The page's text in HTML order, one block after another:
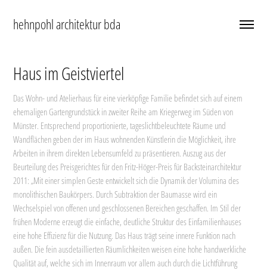
hehnpohl architektur bda
Haus im Geistviertel
Das Wohn- und Atelierhaus für eine vierköpfige Familie befindet sich auf einem
ehemaligen Gartengrundstück in zweiter Reihe am Kriegerweg im Süden von
Münster. Entsprechend proportionierte, tageslichtbeleuchtete Räume und
Wandflächen geben der im Haus wohnenden Künstlerin die Möglichkeit, ihre
Arbeiten in ihrem direkten Lebensumfeld zu präsentieren. Auszug aus der
Beurteilung des Preisgerichtes für den Fritz-Höger-Preis für Backsteinarchitektur
2011: „Mit einer simplen Geste entwickelt sich die Dynamik der Volumina des
monolithischen Baukörpers. Durch Subtraktion der Baumasse wird ein
Wechselspiel von offenen und geschlossenen Bereichen geschaffen. Im Stil der
frühen Moderne erzeugt die einfache, deutliche Struktur des Einfamilienhauses
eine hohe Effizienz für die Nutzung. Das Haus trägt seine innere Funktion nach
außen. Die fein ausdetaillierten Räumlichkeiten weisen eine hohe handwerkliche
Qualität auf, welche sich im Innenraum vor allem auch durch die Lichtführung